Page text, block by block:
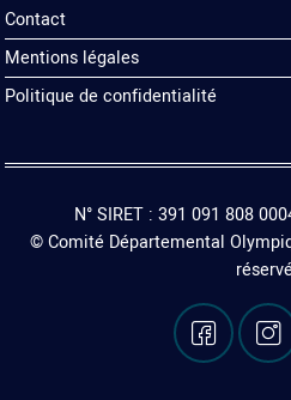
Pied
de
page
Contact
Mentions légales
Politique de confidentialité
N° SIRET : 391 091 808
© Comité Départemental